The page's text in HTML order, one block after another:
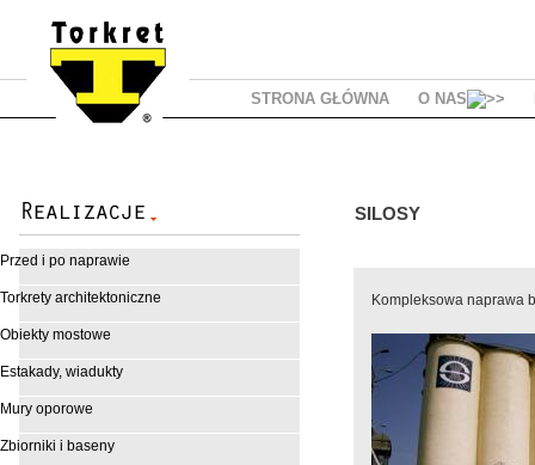
STRONA GŁÓWNA O NAS
Przed i po naprawie
Torkrety architektoniczne
Obiekty mostowe
Estakady, wiadukty
Mury oporowe
Zbiorniki i baseny
SILOSY
Kompleksowa naprawa